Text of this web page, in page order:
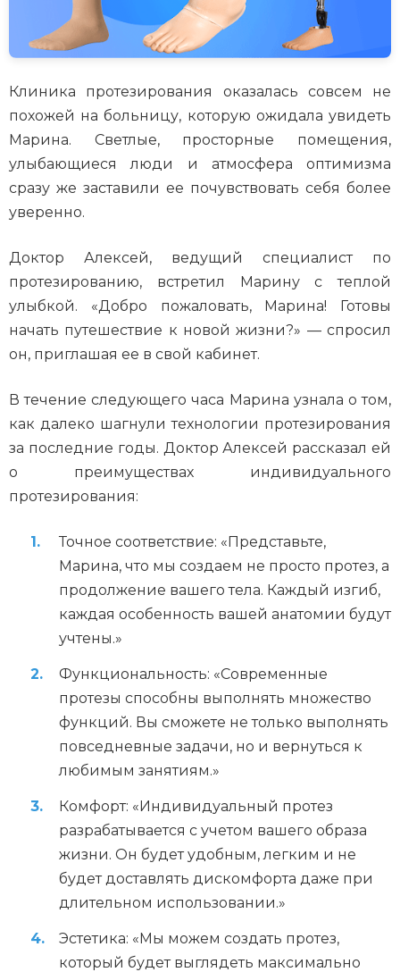
Клиника протезирования оказалась совсем не
похожей на больницу, которую ожидала увидеть
Марина. Светлые, просторные помещения,
улыбающиеся люди и атмосфера оптимизма
сразу же заставили ее почувствовать себя более
уверенно.
Доктор Алексей, ведущий специалист по
протезированию, встретил Марину с теплой
улыбкой. «Добро пожаловать, Марина! Готовы
начать путешествие к новой жизни?» — спросил
он, приглашая ее в свой кабинет.
В течение следующего часа Марина узнала о том,
как далеко шагнули технологии протезирования
за последние годы. Доктор Алексей рассказал ей
о преимуществах индивидуального
протезирования:
Точное соответствие: «Представьте,
Марина, что мы создаем не просто протез, а
продолжение вашего тела. Каждый изгиб,
каждая особенность вашей анатомии будут
учтены.»
Функциональность: «Современные
протезы способны выполнять множество
функций. Вы сможете не только выполнять
повседневные задачи, но и вернуться к
любимым занятиям.»
Комфорт: «Индивидуальный протез
разрабатывается с учетом вашего образа
жизни. Он будет удобным, легким и не
будет доставлять дискомфорта даже при
длительном использовании.»
Эстетика: «Мы можем создать протез,
который будет выглядеть максимально